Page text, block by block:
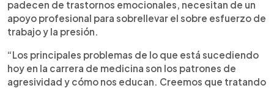
padecen de trastornos emocionales, necesitan de un
apoyo profesional para sobrellevar el sobre esfuerzo de
trabajo y la presión.
“Los principales problemas de lo que está sucediendo
hoy en la carrera de medicina son los patrones de
agresividad y cómo nos educan. Creemos que tratando